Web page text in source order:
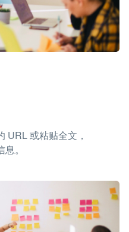
URL 或粘贴全文，
。